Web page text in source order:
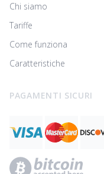
Chi siamo
Tariffe
Come funziona
Caratteristiche
PAGAMENTI SICURI